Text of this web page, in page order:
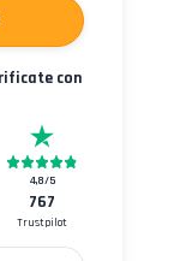
con
4,8/5
767
Trustpilot